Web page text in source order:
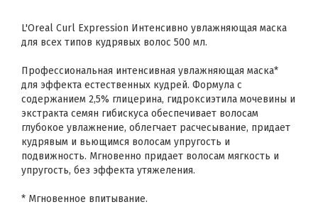
L'Oreal Curl Expression Интенсивно увлажняющая маска
для всех типов кудрявых волос 500 мл.
Профессиональная интенсивная увлажняющая маска*
для эффекта естественных кудрей. Формула с
содержанием 2,5% глицерина, гидроксиэтила мочевины и
экстракта семян гибискуса обеспечивает волосам
глубокое увлажнение, облегчает расчесывание, придает
кудрявым и вьющимся волосам упругость и
подвижность. Мгновенно придает волосам мягкость и
упругость, без эффекта утяжеления.
* Мгновенное впитывание.